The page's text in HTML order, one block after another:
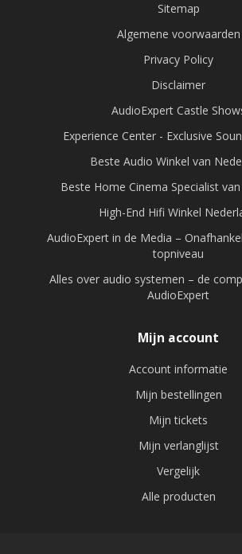
Sitemap
Algemene voorwaarden
Privacy Policy
Disclaimer
AudioExpert Castle
Experience Center - Exclusive
Beste Audio Winkel van
Beste Home Cinema Specialist
High-End Hifi Winkel
AudioExpert in de Media –
topniveau
Alles over audio systemen – de
AudioExpert
Mijn account
Account informatie
Mijn bestellingen
Mijn tickets
Mijn verlanglijst
Vergelijk
Alle producten